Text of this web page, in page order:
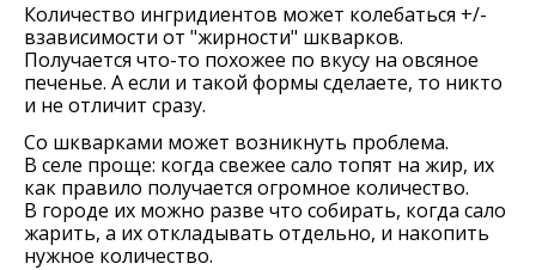
Количество ингридиентов может колебаться +/-
взависимости от "жирности" шкварков.
Получается что-то похожее по вкусу на овсяное
печенье. А если и такой формы сделаете, то никто
и не отличит сразу.
Со шкварками может возникнуть проблема.
В селе проще: когда свежее сало топят на жир, их
как правило получается огромное количество.
В городе их можно разве что собирать, когда сало
жарить, а их откладывать отдельно, и накопить
нужное количество.